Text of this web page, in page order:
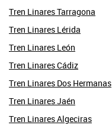
Tren Linares Tarragona
Tren Linares Lérida
Tren Linares León
Tren Linares Cádiz
Tren Linares Dos Hermanas
Tren Linares Jaén
Tren Linares Algeciras